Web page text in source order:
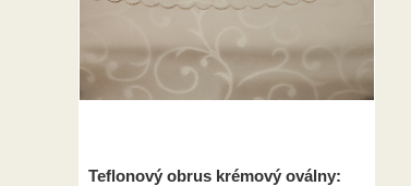
Teflonový obrus krémový oválny: